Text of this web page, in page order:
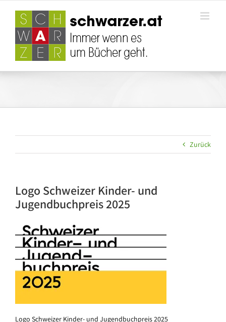
springen
Zurück
Logo Schweizer Kinder- und
Jugendbuchpreis 2025
Logo Schweizer Kinder- und Jugendbuchpreis 2025